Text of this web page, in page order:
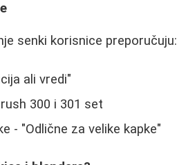
senki korisnice preporučuju:
ali vredi"
300 i 301 set
- "Odlične za velike kapke"